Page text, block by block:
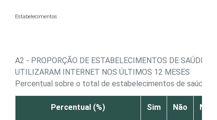
Estabelecimentos
A2 - PROPORÇÃO DE ESTABELECIMENTOS DE SAÚDE
UTILIZARAM INTERNET NOS ÚLTIMOS 12 MESES
Percentual sobre o total de estabelecimentos de saúde
Percentual (%) Sim Não
Não